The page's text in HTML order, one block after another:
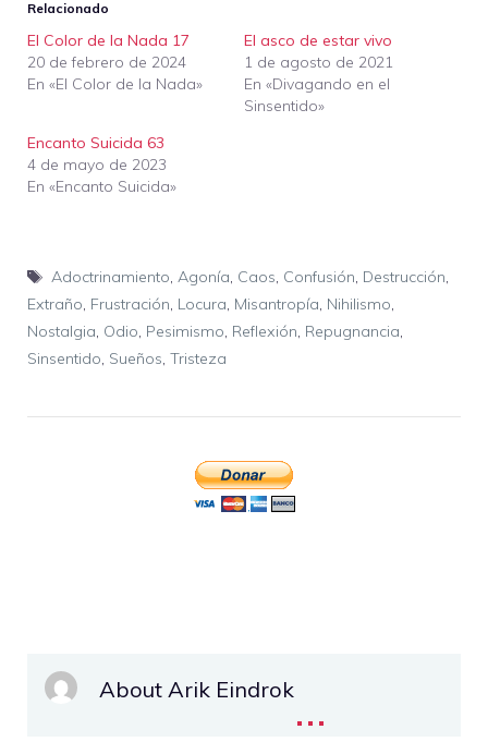
Relacionado
El Color de la Nada 17
20 de febrero de 2024
En «El Color de la Nada»
El asco de estar vivo
1 de agosto de 2021
En «Divagando en el
Sinsentido»
Encanto Suicida 63
4 de mayo de 2023
En «Encanto Suicida»
Etiquetas
Adoctrinamiento, Agonía, Caos, Confusión, Destrucción,
Extraño, Frustración, Locura, Misantropía, Nihilismo,
Nostalgia, Odio, Pesimismo, Reflexión, Repugnancia,
Sinsentido, Sueños, Tristeza
About Arik Eindrok...